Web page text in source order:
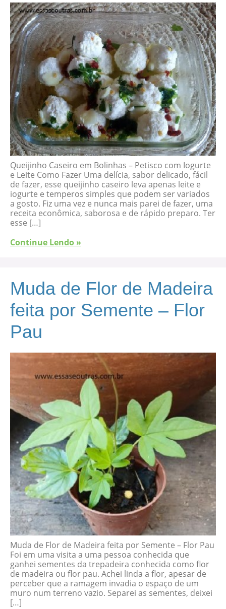
Queijinho Caseiro em Bolinhas – Petisco com Iogurte
e Leite Como Fazer Uma delícia, sabor delicado, fácil
de fazer, esse queijinho caseiro leva apenas leite e
iogurte e temperos simples que podem ser variados
a gosto. Fiz uma vez e nunca mais parei de fazer, uma
receita econômica, saborosa e de rápido preparo. Ter
esse […]
Continue Lendo »
Muda de Flor de Madeira
feita por Semente – Flor
Pau
Muda de Flor de Madeira feita por Semente – Flor Pau
Foi em uma visita a uma pessoa conhecida que
ganhei sementes da trepadeira conhecida como flor
de madeira ou flor pau. Achei linda a flor, apesar de
perceber que a ramagem invadia o espaço de um
muro num terreno vazio. Separei as sementes, deixei
[…]